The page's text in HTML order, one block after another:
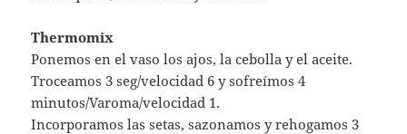
Thermomix
Ponemos en el vaso los ajos, la cebolla y el aceite.
Troceamos 3 seg/velocidad 6 y sofreímos 4
minutos/Varoma/velocidad 1.
Incorporamos las setas, sazonamos y rehogamos 3